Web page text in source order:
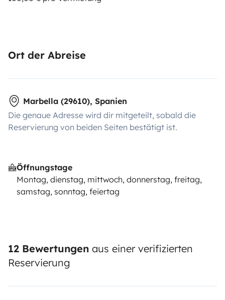
Ort der Abreise
Marbella (29610), Spanien
Die genaue Adresse wird dir mitgeteilt, sobald die
Reservierung von beiden Seiten bestätigt ist.
Öffnungstage
Montag, dienstag, mittwoch, donnerstag, freitag,
samstag, sonntag, feiertag
12 Bewertungen aus einer verifizierten
Reservierung